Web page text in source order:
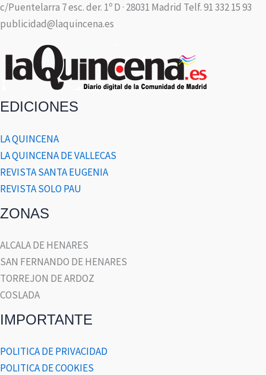
c/Puentelarra 7 esc. der. 1º D · 28031 Madrid Telf. 91 332 15 93
publicidad@laquincena.es
EDICIONES
LA QUINCENA
LA QUINCENA DE VALLECAS
REVISTA SANTA EUGENIA
REVISTA SOLO PAU
ZONAS
ALCALA DE HENARES
SAN FERNANDO DE HENARES
TORREJON DE ARDOZ
COSLADA
IMPORTANTE
POLITICA DE PRIVACIDAD
POLITICA DE COOKIES